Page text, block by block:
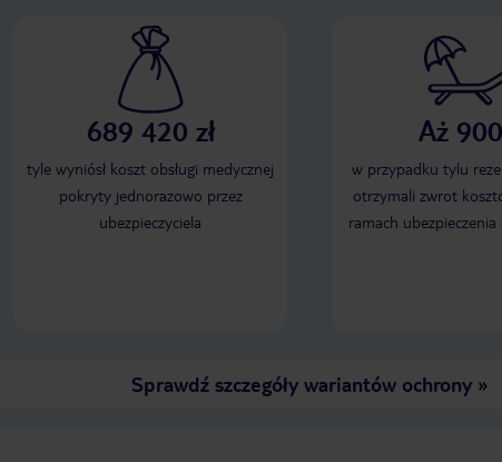
689 420 zł
tyle wyniósł koszt obsługi medycznej
pokryty jednorazowo przez
ubezpieczyciela
Aż
w przypadku tylu
otrzymali zwrot
ramach
Sprawdź szczegóły wariantów ochrony»